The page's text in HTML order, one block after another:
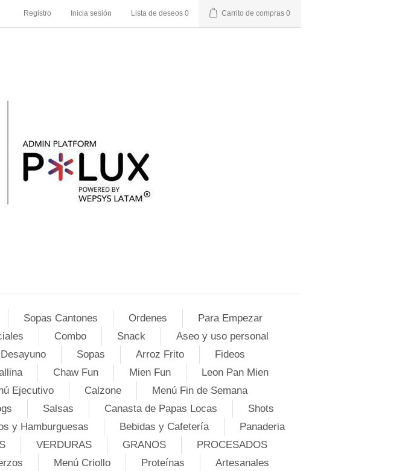
Registro Inicia sesión Lista de deseos 0 Carrito de compras 0
Sopas Cantones Ordenes
Para Empezar
Combo Snack
Aseo y uso personal
Desayuno Sopas Arroz Frito
Fideos
Chaw Fun Mien Fun
Leon Pan Mien
Ejecutivo Calzone
Menú Fin de Semana
Salsas Canasta de Papas Locas
Shots
y Hamburguesas Bebidas y Cafetería
Panaderia
VERDURAS GRANOS
PROCESADOS
Menú Criollo Proteínas
Artesanales